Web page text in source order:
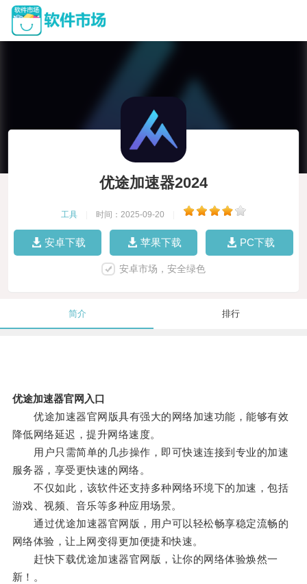
优途加速器2024
工具 时间：2025-09-20
安卓下载 苹果下载 PC下载
安卓市场，安全绿色
简介 排行
优途加速器官网入口
优途加速器官网版具有强大的网络加速功能，能够有效
降低网络延迟，提升网络速度。
用户只需简单的几步操作，即可快速连接到专业的加速
服务器，享受更快速的网络。
不仅如此，该软件还支持多种网络环境下的加速，包括
游戏、视频、音乐等多种应用场景。
通过优途加速器官网版，用户可以轻松畅享稳定流畅的
网络体验，让上网变得更加便捷和快速。
赶快下载优途加速器官网版，让你的网络体验焕然一
新！。